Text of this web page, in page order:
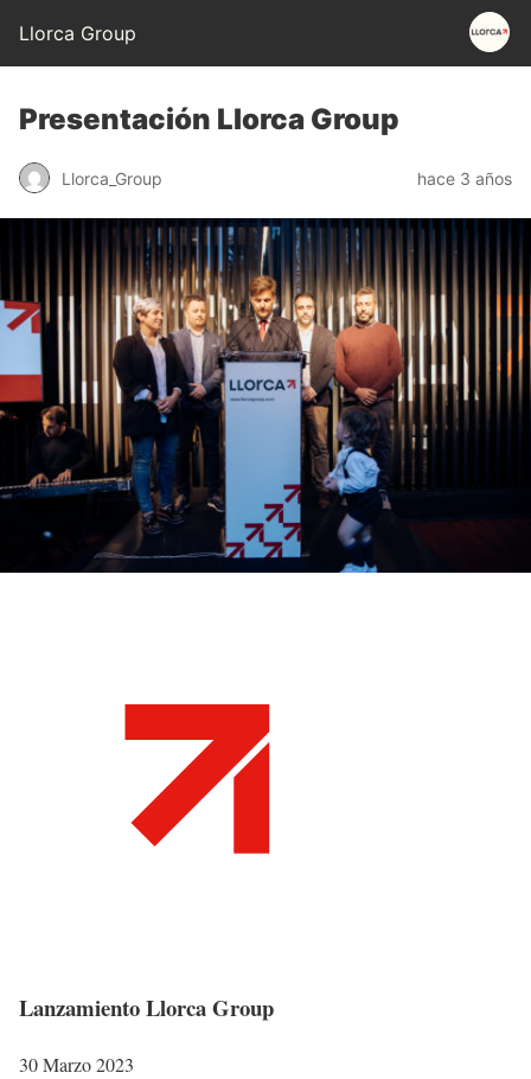
Llorca Group
Presentación Llorca Group
Llorca_Group hace 3 años
Lanzamiento Llorca Group
30 Marzo 2023